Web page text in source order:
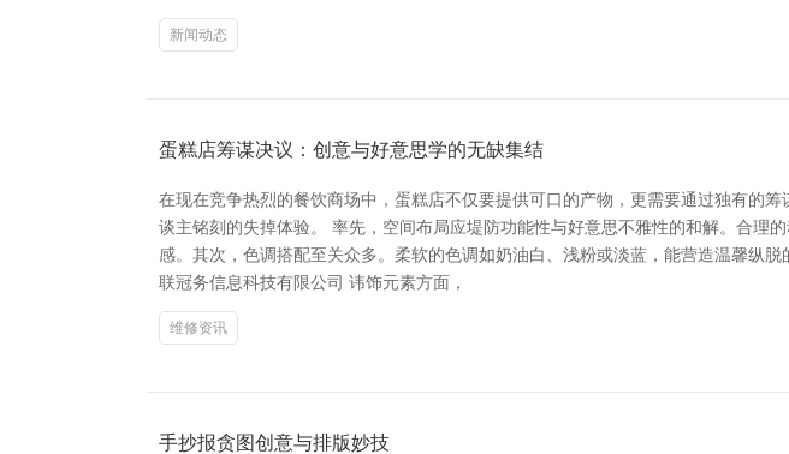
新闻动态
蛋糕店筹谋决议：创意与好意思学的无缺集结
在现在竞争热烈的餐饮商场中，蛋糕店不仅要提供可口的产物，更需要通过独有的
谈主铭刻的失掉体验。 率先，空间布局应堤防功能性与好意思不雅性的和解。合理
感。其次，色调搭配至关众多。柔软的色调如奶油白、浅粉或淡蓝，能营造温馨纵
联冠务信息科技有限公司 讳饰元素方面，
维修资讯
手抄报贪图创意与排版妙技